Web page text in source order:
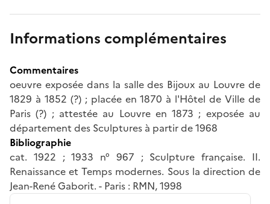
Informations complémentaires
Commentaires
oeuvre exposée dans la salle des Bijoux au Louvre de
1829 à 1852 (?) ; placée en 1870 à l'Hôtel de Ville de
Paris (?) ; attestée au Louvre en 1873 ; exposée au
département des Sculptures à partir de 1968
Bibliographie
cat. 1922 ; 1933 n° 967 ; Sculpture française. II.
Renaissance et Temps modernes. Sous la direction de
Jean-René Gaborit. - Paris : RMN, 1998